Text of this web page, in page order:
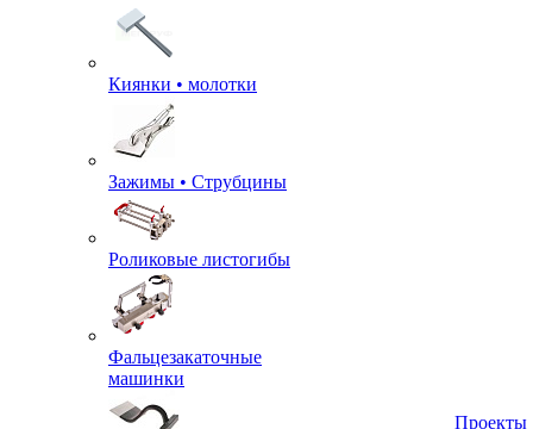
Киянки • молотки
Зажимы • Струбцины
Роликовые листогибы
Фальцезакаточные
машинки